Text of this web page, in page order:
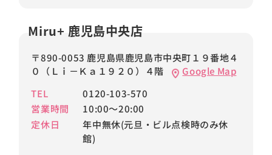
Miru+ 鹿児島中央店
〒890-0053 鹿児島県鹿児島市中央町１９番地４
０（Ｌｉ－Ｋａ１９２０）４階
Google Map
TEL
0120-103-570
営業時間
10:00～20:00
定休日
年中無休(元旦・ビル点検時のみ休
館)